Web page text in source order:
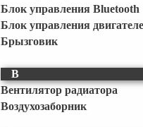
Блок управления Bluetooth
Блок управления
Брызговик
В
Вентилятор радиатора
Воздухозаборник